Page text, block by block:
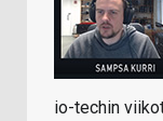
io-techin